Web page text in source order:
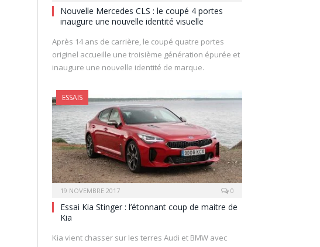
Nouvelle Mercedes CLS : le coupé 4 portes
inaugure une nouvelle identité visuelle
Après 14 ans de carrière, le coupé quatre portes
originel accueille une troisième génération épurée et
inaugure une nouvelle identité de marque.
ESSAIS
19 NOVEMBRE 2017 0
Essai Kia Stinger : l’étonnant coup de maitre de
Kia
Kia vient chasser sur les terres Audi et BMW avec